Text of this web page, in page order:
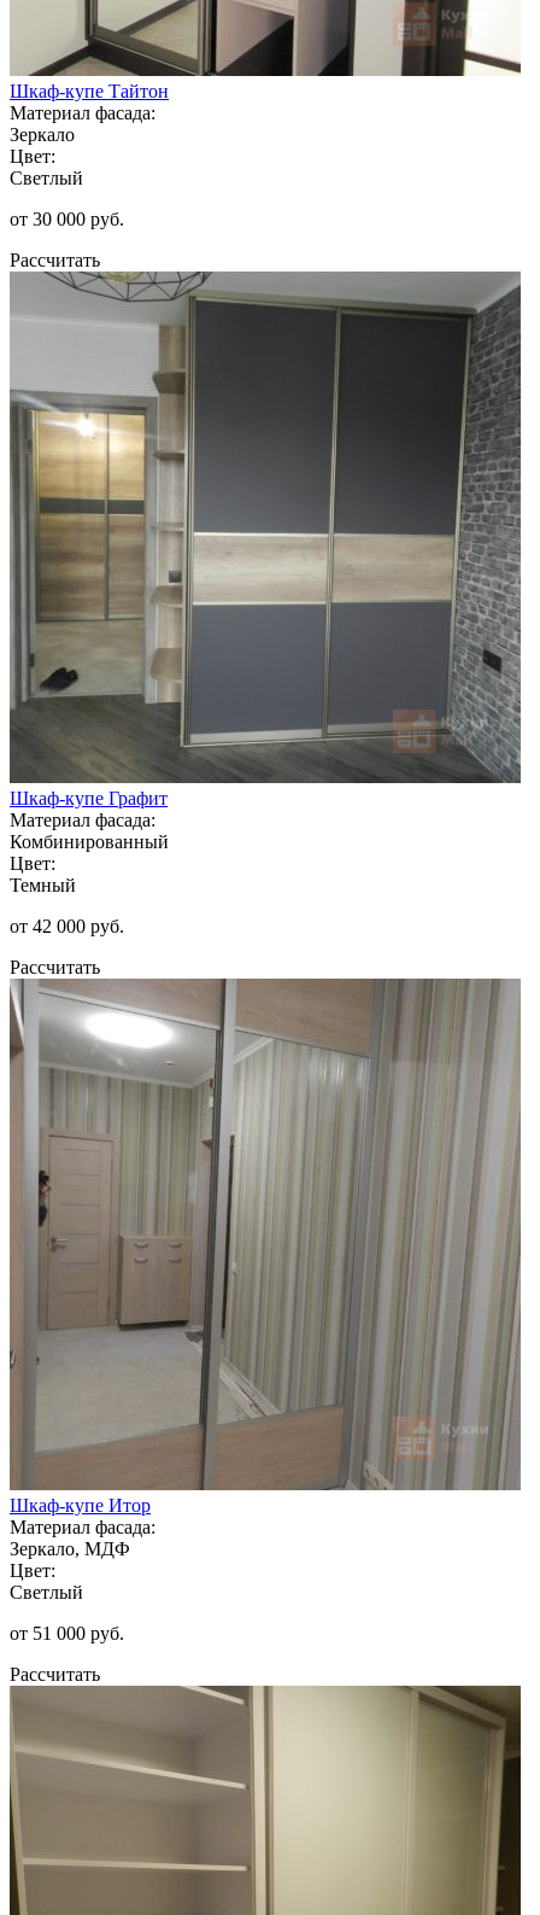
Шкаф-купе Тайтон
Материал фасада:
Зеркало
Цвет:
Светлый
от 30 000 руб.
Рассчитать
Шкаф-купе Графит
Материал фасада:
Комбинированный
Цвет:
Темный
от 42 000 руб.
Рассчитать
Шкаф-купе Итор
Материал фасада:
Зеркало, МДФ
Цвет:
Светлый
от 51 000 руб.
Рассчитать